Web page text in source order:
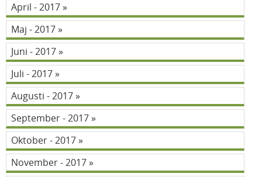
April - 2017
Maj - 2017
Juni - 2017
Juli - 2017
Augusti - 2017
September - 2017
Oktober - 2017
November - 2017